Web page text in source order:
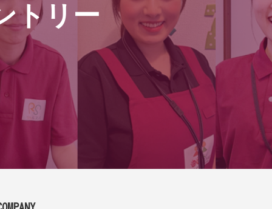
トリー